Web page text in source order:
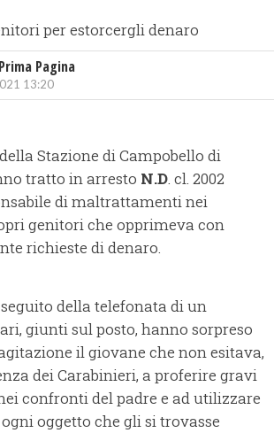
per estorcergli denaro
Pagina
13:20
Stazione di Campobello di
tratto in arresto N.D. cl. 2002
di maltrattamenti nei
genitori che opprimeva con
richieste di denaro.
della telefonata di un
giunti sul posto, hanno sorpreso
il giovane che non esitava,
dei Carabinieri, a proferire gravi
confronti del padre e ad utilizzare
oggetto che gli si trovasse